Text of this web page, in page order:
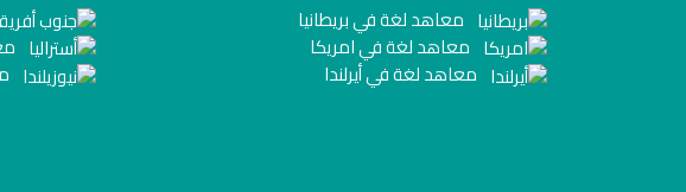
معاهد لغة في بريطانيا
معاهد لغة في امريكا
معاهد لغة في أيرلندا